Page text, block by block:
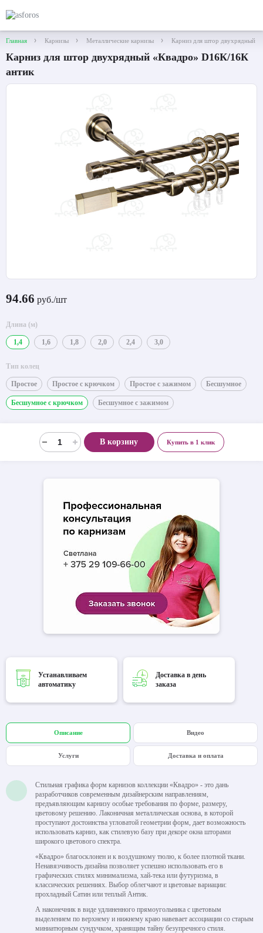
Главная Карнизы Металлические карнизы Карниз для штор двухрядный
Карниз для штор двухрядный «Квадро» D16К/16К
антик
94.66 руб./шт
Длина (м)
1,4 1,6 1,8 2,0 2,4 3,0
Тип колец
Простое Простое с крючком Простое с зажимом Бесшумное
Бесшумное с крючком Бесшумное с зажимом
В корзину Купить в 1 клик
Устанавливаем
автоматику
Доставка в день
заказа
Описание Видео
Услуги Доставка и оплата
Стильная графика форм карнизов коллекции «Квадро» - это дань
разработчиков современным дизайнерским направлениям,
предъявляющим карнизу особые требования по форме, размеру,
цветовому решению. Лаконичная металлическая основа, в которой
проступают достоинства угловатой геометрии форм, дает возможность
использовать карниз, как стилевую базу при декоре окна шторами
широкого цветового спектра.
«Квадро» благосклонен и к воздушному тюлю, к более плотной ткани.
Ненавязчивость дизайна позволяет успешно использовать его в
графических стилях минимализма, хай-тека или футуризма, в
классических решениях. Выбор облегчают и цветовые вариации:
прохладный Сатин или теплый Антик.
А наконечник в виде удлиненного прямоугольника с цветовым
выделением по верхнему и нижнему краю навевает ассоциации со старым
миниатюрным сундучком, хранящим тайну безупречного стиля.